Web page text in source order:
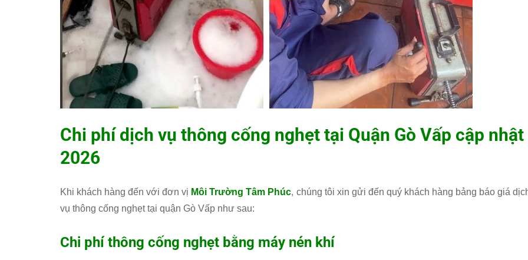
Chi phí dịch vụ thông cống nghẹt tại Quận Gò Vấp cập nhật
2026
Khi khách hàng đến với đơn vị Môi Trường Tâm Phúc, chúng tôi xin gửi đến quý khách hàng bảng báo giá
vụ thông cống nghẹt tại quận Gò Vấp như sau:
Chi phí thông cống nghẹt bằng máy nén khí